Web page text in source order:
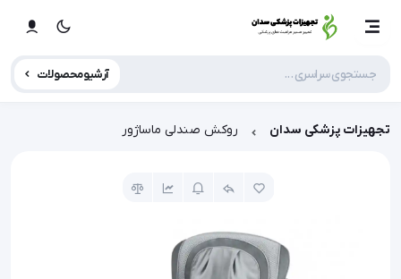
آرشیو محصولات
تجهیزات پزشکی سدان روکش صندلی ماساژور